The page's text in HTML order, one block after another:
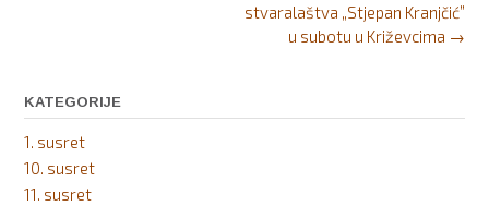
stvaralaštva „Stjepan Kranjčić”
u subotu u Križevcima →
KATEGORIJE
1. susret
10. susret
11. susret